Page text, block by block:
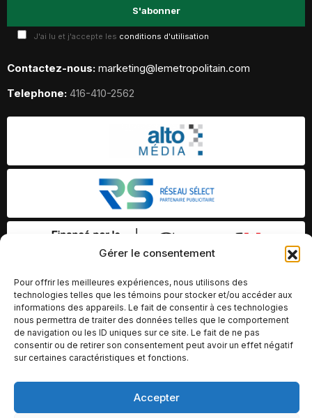
Gérer le consentement
Pour offrir les meilleures expériences, nous utilisons des
technologies telles que les témoins pour stocker et/ou accéder aux
informations des appareils. Le fait de consentir à ces technologies
nous permettra de traiter des données telles que le comportement
de navigation ou les ID uniques sur ce site. Le fait de ne pas
consentir ou de retirer son consentement peut avoir un effet négatif
sur certaines caractéristiques et fonctions.
Accepter
J'ai lu et j'accepte les conditions d'utilisation
Contactez-nous: marketing@lemetropolitain.com
Telephone: 416-410-2562
© Copyright 2026 – Altomédia Inc |